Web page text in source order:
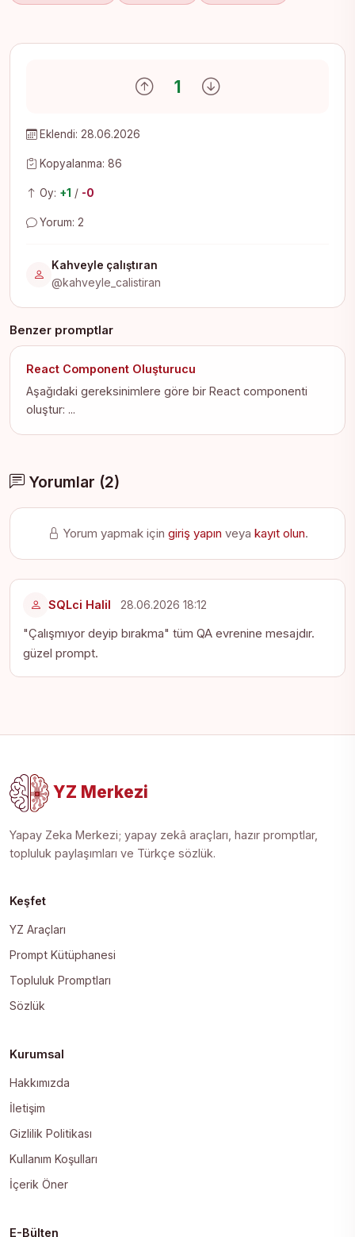
Olumlu oy ver
1 Olumsuz oy ver
Eklendi: 28.06.2026
Kopyalanma: 86
Oy: +1 / -0
Yorum: 2
Kahveyle çalıştıran
@kahveyle_calistiran
Benzer promptlar
React Component Oluşturucu
Aşağıdaki gereksinimlere göre bir React componenti
oluştur: ...
Yorumlar (2)
Yorum yapmak için giriş yapın veya kayıt olun.
SQLci Halil 28.06.2026 18:12
"Çalışmıyor deyip bırakma" tüm QA evrenine mesajdır.
güzel prompt.
YZ Merkezi
Yapay Zeka Merkezi; yapay zekâ araçları, hazır promptlar,
topluluk paylaşımları ve Türkçe sözlük.
Keşfet
YZ Araçları
Prompt Kütüphanesi
Topluluk Promptları
Sözlük
Kurumsal
Hakkımızda
İletişim
Gizlilik Politikası
Kullanım Koşulları
İçerik Öner
E-Bülten